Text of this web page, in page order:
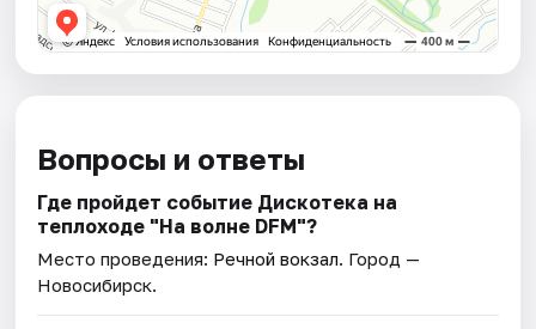
Вопросы и ответы
Где пройдет событие Дискотека на
теплоходе "На волне DFM"?
Место проведения: Речной вокзал. Город —
Новосибирск.